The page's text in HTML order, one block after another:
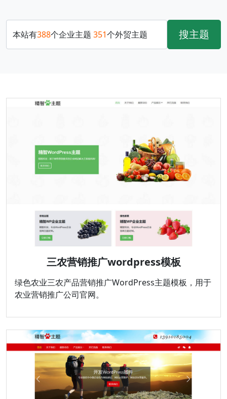
本站有388个企业主题 351个外贸主题 搜主题
三农营销推广wordpress模板
绿色农业三农产品营销推广WordPress主题模板，用于
农业营销推广公司官网。